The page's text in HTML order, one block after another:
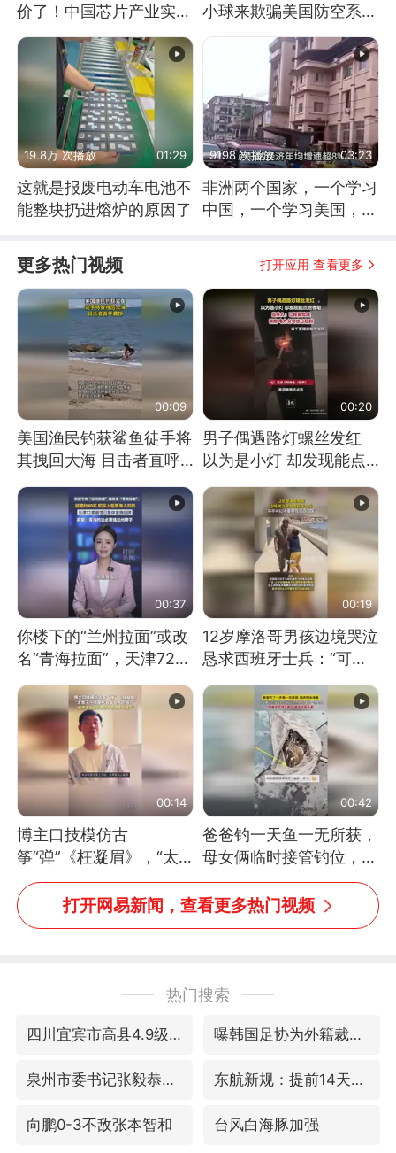
价了！中国芯片产业实现
怎样的逆袭？
小球来欺骗美国防空系统
19.8万 次播放 01:29
这就是报废电动车电池不
能整块扔进熔炉的原因了
9198 次播放 03:23
非洲两个国家，一个学习
中国，一个学习美国，结
更多热门视频 打开应用 查看更多
00:09
美国渔民钓获鲨鱼徒手将
其拽回大海 目击者直呼
消息）
00:20
男子偶遇路灯螺丝发红
以为是小灯 却发现能点
处理
00:37
你楼下的“兰州拉面”或改
名“青海拉面”，天津72家
00:19
12岁摩洛哥男孩边境哭泣
恳求西班牙士兵：“可不
00:14
博主口技模仿古
筝“弹”《枉凝眉》，“太
像了～你是吃古筝长大的
吗？”“或将成为首位考级
不带古筝的选手。”（来
00:42
爸爸钓一天鱼一无所获，
母女俩临时接管钓位，用
玩具鱼竿钓上大鱼
打开网易新闻，查看更多热门视频
热门搜索
四川宜宾市高县4.9级地震致1人死亡 曝韩国足协为外籍裁判员安排色情招待
泉州市委书记张毅恭被查 东航新规：提前14天可免费退改签
向鹏0-3不敌张本智和 台风白海豚加强